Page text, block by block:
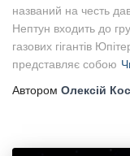
названий на честь
Нептун входить до
газових гігантів
представляє собою
Автором Олексій